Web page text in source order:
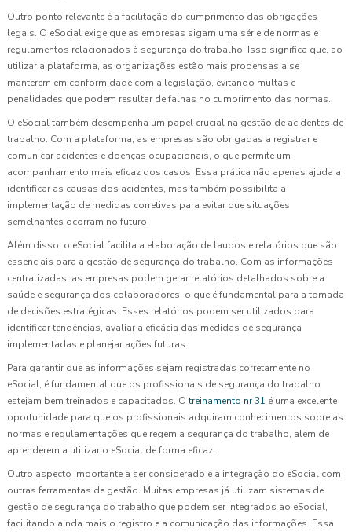
Outro ponto relevante é a facilitação do cumprimento das obrigações
legais. O eSocial exige que as empresas sigam uma série de normas e
regulamentos relacionados à segurança do trabalho. Isso significa que, ao
utilizar a plataforma, as organizações estão mais propensas a se
manterem em conformidade com a legislação, evitando multas e
penalidades que podem resultar de falhas no cumprimento das normas.
O eSocial também desempenha um papel crucial na gestão de acidentes de
trabalho. Com a plataforma, as empresas são obrigadas a registrar e
comunicar acidentes e doenças ocupacionais, o que permite um
acompanhamento mais eficaz dos casos. Essa prática não apenas ajuda a
identificar as causas dos acidentes, mas também possibilita a
implementação de medidas corretivas para evitar que situações
semelhantes ocorram no futuro.
Além disso, o eSocial facilita a elaboração de laudos e relatórios que são
essenciais para a gestão de segurança do trabalho. Com as informações
centralizadas, as empresas podem gerar relatórios detalhados sobre a
saúde e segurança dos colaboradores, o que é fundamental para a tomada
de decisões estratégicas. Esses relatórios podem ser utilizados para
identificar tendências, avaliar a eficácia das medidas de segurança
implementadas e planejar ações futuras.
Para garantir que as informações sejam registradas corretamente no
eSocial, é fundamental que os profissionais de segurança do trabalho
estejam bem treinados e capacitados. Otreinamento nr 31 é uma excelente
oportunidade para que os profissionais adquiram conhecimentos sobre as
normas e regulamentações que regem a segurança do trabalho, além de
aprenderem a utilizar o eSocial de forma eficaz.
Outro aspecto importante a ser considerado é a integração do eSocial com
outras ferramentas de gestão. Muitas empresas já utilizam sistemas de
gestão de segurança do trabalho que podem ser integrados ao eSocial,
facilitando ainda mais o registro e a comunicação das informações. Essa